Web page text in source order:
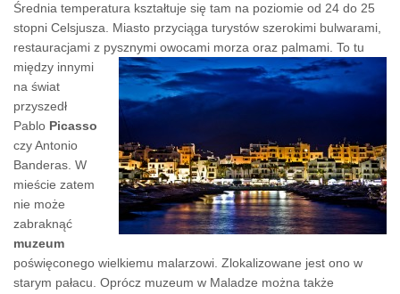
Średnia temperatura kształtuje się tam na poziomie od 24 do 25
stopni Celsjusza. Miasto przyciąga turystów szerokimi bulwarami,
restauracjami z pysznymi owocami morza oraz palmami. To tu
między innymi
na świat
przyszedł
Pablo Picasso
czy Antonio
Banderas. W
mieście zatem
nie może
zabraknąć
muzeum
poświęconego wielkiemu malarzowi. Zlokalizowane jest ono w
starym pałacu. Oprócz muzeum w Maladze można także